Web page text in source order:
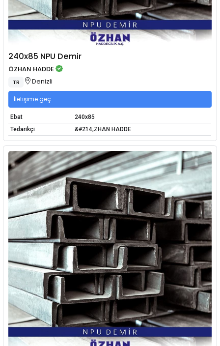
240x85 NPU Demir
ÖZHAN HADDE
TR Denizli
İletişime geç
Ebat
240x85
Tedarikçi
&#214;ZHAN HADDE